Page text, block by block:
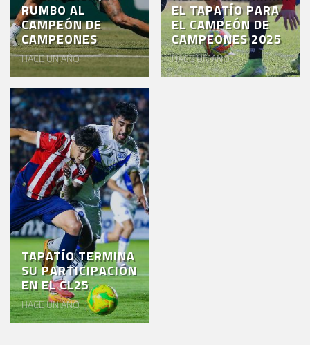
RUMBO AL
CAMPEÓN DE
CAMPEONES
HACE UN AÑO
EL TAPATÍO PARA
EL CAMPEÓN DE
CAMPEONES 2025
HACE UN AÑO
TAPATÍO TERMINA
SU PARTICIPACIÓN
EN EL CL25
HACE UN AÑO